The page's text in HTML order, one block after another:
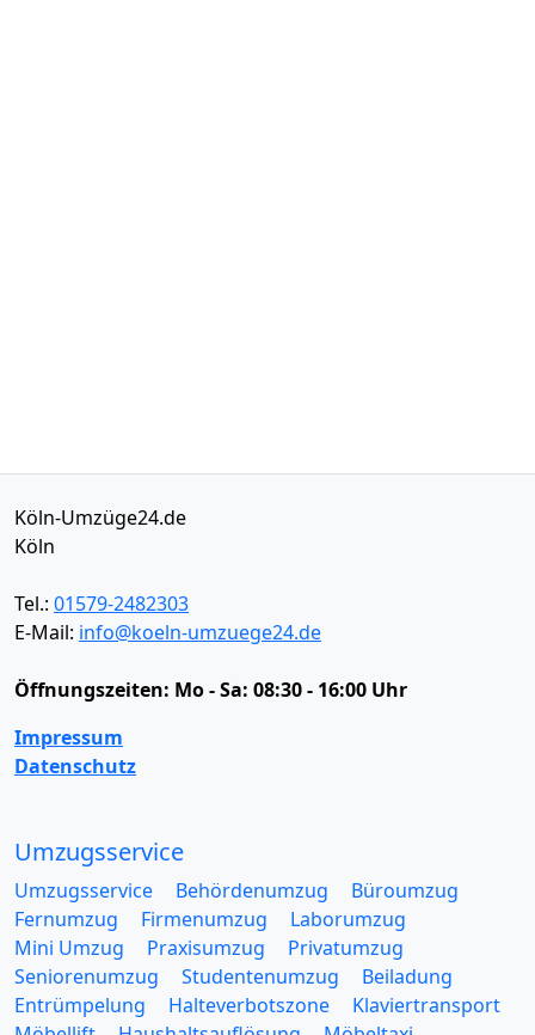
Köln-Umzüge24.de
Köln
Tel.: 01579-2482303
E-Mail: info@koeln-umzuege24.de
Öffnungszeiten: Mo - Sa: 08:30 - 16:00 Uhr
Impressum
Datenschutz
Umzugsservice
Umzugsservice Behördenumzug
Büroumzug
Fernumzug
Firmenumzug
Laborumzug
Mini Umzug
Praxisumzug
Privatumzug
Seniorenumzug
Studentenumzug
Beiladung
Entrümpelung
Halteverbotszone
Klaviertransport